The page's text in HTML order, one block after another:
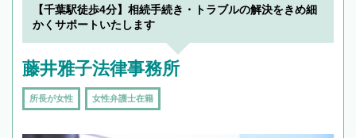
【千葉駅徒歩4分】相続手続き・トラブルの解決をきめ細
かくサポートいたします
藤井雅子法律事務所
所長が女性 女性弁護士在籍